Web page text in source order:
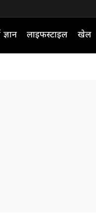
ज्ञान लाइफस्टाइल खेल